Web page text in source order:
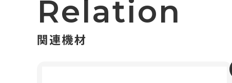
Relation
関連機材